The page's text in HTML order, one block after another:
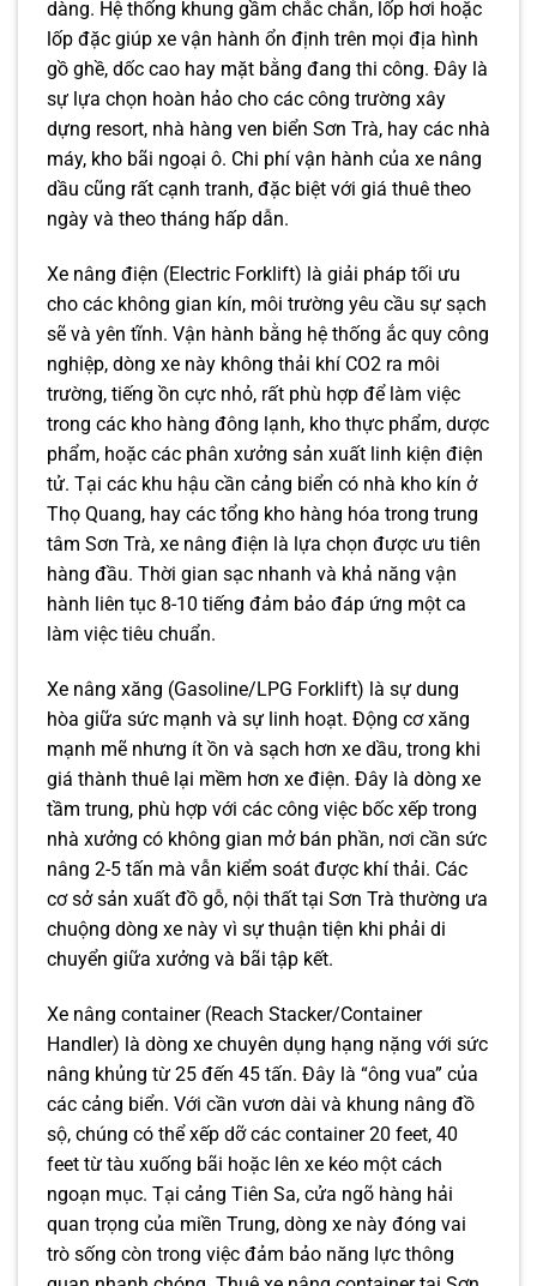
dàng. Hệ thống khung gầm chắc chắn, lốp hơi hoặc
lốp đặc giúp xe vận hành ổn định trên mọi địa hình
gồ ghề, dốc cao hay mặt bằng đang thi công. Đây là
sự lựa chọn hoàn hảo cho các công trường xây
dựng resort, nhà hàng ven biển Sơn Trà, hay các nhà
máy, kho bãi ngoại ô. Chi phí vận hành của xe nâng
dầu cũng rất cạnh tranh, đặc biệt với giá thuê theo
ngày và theo tháng hấp dẫn.
Xe nâng điện (Electric Forklift) là giải pháp tối ưu
cho các không gian kín, môi trường yêu cầu sự sạch
sẽ và yên tĩnh. Vận hành bằng hệ thống ắc quy công
nghiệp, dòng xe này không thải khí CO2 ra môi
trường, tiếng ồn cực nhỏ, rất phù hợp để làm việc
trong các kho hàng đông lạnh, kho thực phẩm, dược
phẩm, hoặc các phân xưởng sản xuất linh kiện điện
tử. Tại các khu hậu cần cảng biển có nhà kho kín ở
Thọ Quang, hay các tổng kho hàng hóa trong trung
tâm Sơn Trà, xe nâng điện là lựa chọn được ưu tiên
hàng đầu. Thời gian sạc nhanh và khả năng vận
hành liên tục 8-10 tiếng đảm bảo đáp ứng một ca
làm việc tiêu chuẩn.
Xe nâng xăng (Gasoline/LPG Forklift) là sự dung
hòa giữa sức mạnh và sự linh hoạt. Động cơ xăng
mạnh mẽ nhưng ít ồn và sạch hơn xe dầu, trong khi
giá thành thuê lại mềm hơn xe điện. Đây là dòng xe
tầm trung, phù hợp với các công việc bốc xếp trong
nhà xưởng có không gian mở bán phần, nơi cần sức
nâng 2-5 tấn mà vẫn kiểm soát được khí thải. Các
cơ sở sản xuất đồ gỗ, nội thất tại Sơn Trà thường ưa
chuộng dòng xe này vì sự thuận tiện khi phải di
chuyển giữa xưởng và bãi tập kết.
Xe nâng container (Reach Stacker/Container
Handler) là dòng xe chuyên dụng hạng nặng với sức
nâng khủng từ 25 đến 45 tấn. Đây là “ông vua” của
các cảng biển. Với cần vươn dài và khung nâng đồ
sộ, chúng có thể xếp dỡ các container 20 feet, 40
feet từ tàu xuống bãi hoặc lên xe kéo một cách
ngoạn mục. Tại cảng Tiên Sa, cửa ngõ hàng hải
quan trọng của miền Trung, dòng xe này đóng vai
trò sống còn trong việc đảm bảo năng lực thông